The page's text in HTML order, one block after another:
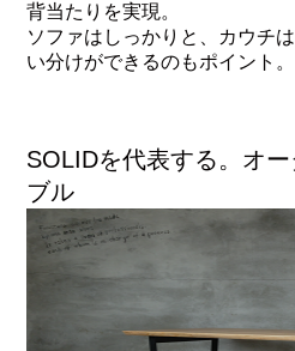
背当たりを実現。
ソファはしっかりと、カウチ
い分けができるのもポイント。
SOLIDを代表する。オ
ブル